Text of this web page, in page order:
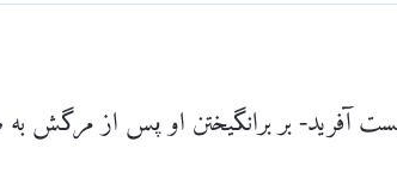
آفرید- بر برانگیختن او پس از مرگش